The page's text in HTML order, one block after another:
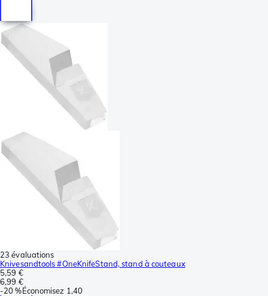
23 évaluations
Knivesandtools #OneKnifeStand, stand à couteaux
5,59 €
6,99 €
-20 %Économisez 1,40